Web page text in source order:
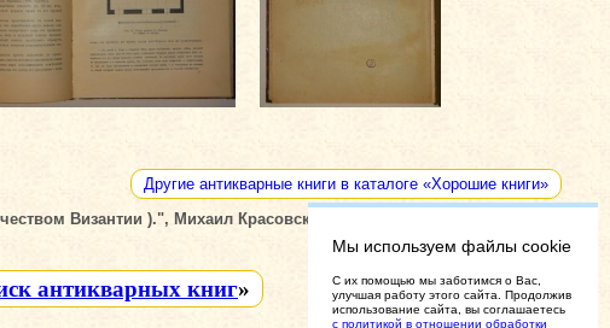
Другие антикварные книги в каталоге «Хорошие книги»
Византии ).", Михаил Красовский, Петроград, Типография "
антикварных книг»
Мы используем файлы cookie
C их помощью мы заботимся о Вас,
улучшая работу этого сайта. Продолжив
использование сайта, вы соглашаетесь
с политикой в отношении обработки